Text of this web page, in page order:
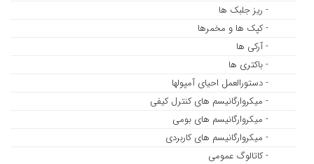
- ریز جلبک ها
- کپک ها و مخمرها
- آرکی ها
- باکتری ها
- دستورالعمل احیای آمپولها
- میکروارگانیسم های کنترل کیفی
- میکروارگانیسم های بومی
- میکروارگانیسم های کاربردی
- کاتالوگ عمومی